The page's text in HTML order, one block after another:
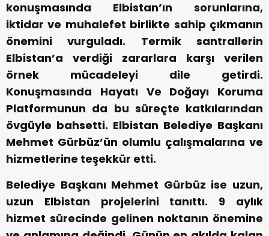
konuşmasında Elbistan’ın sorunlarına,
iktidar ve muhalefet birlikte sahip çıkmanın
önemini vurguladı. Termik santrallerin
Elbistan’a verdiği zararlara karşı verilen
örnek mücadeleyi dile getirdi.
Konuşmasında Hayatı Ve Doğayı Koruma
Platformunun da bu süreçte katkılarından
övgüyle bahsetti. Elbistan Belediye Başkanı
Mehmet Gürbüz’ün olumlu çalışmalarına ve
hizmetlerine teşekkür etti.
Belediye Başkanı Mehmet Gürbüz ise uzun,
uzun Elbistan projelerini tanıttı. 9 aylık
hizmet sürecinde gelinen noktanın önemine